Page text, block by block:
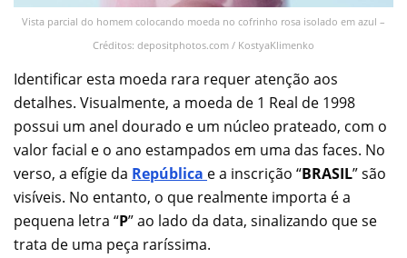
Vista parcial do homem colocando moeda no cofrinho rosa isolado em azul –
Créditos: depositphotos.com / KostyaKlimenko
Identificar esta moeda rara requer atenção aos
detalhes. Visualmente, a moeda de 1 Real de 1998
possui um anel dourado e um núcleo prateado, com o
valor facial e o ano estampados em uma das faces. No
verso, a efígie da República e a inscrição “BRASIL” são
visíveis. No entanto, o que realmente importa é a
pequena letra “P” ao lado da data, sinalizando que se
trata de uma peça raríssima.